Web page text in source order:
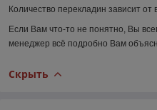
Количество перекладин зависит
Если Вам что-то не понятно, Вы
менеджер всё подробно Вам
Скрыть